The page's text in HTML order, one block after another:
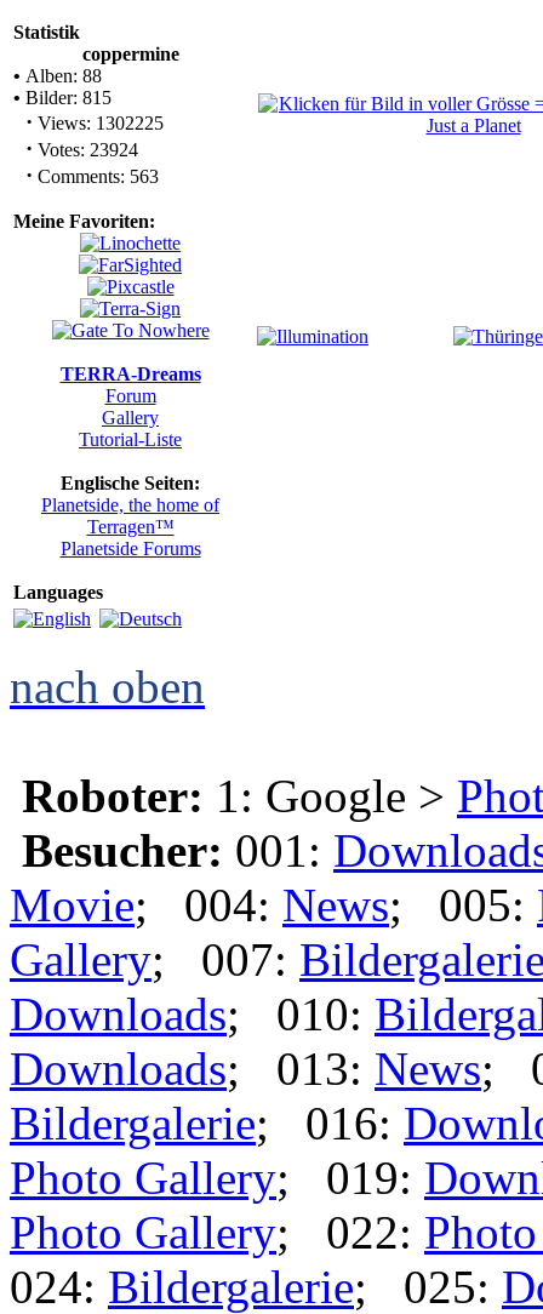
Statistik
coppermine
• Alben: 88
• Bilder: 815
· Views: 1302225
· Votes: 23924
· Comments: 563
Meine Favoriten:
TERRA-Dreams
Forum
Gallery
Tutorial-Liste
Englische Seiten:
Planetside, the home of
Terragen™
Planetside Forums
Languages
nach oben
Roboter: 1: Google >
Besucher: 001:
Movie; 004: News; 005:
Gallery; 007:
Downloads; 010:
Downloads; 013: News;
Bildergalerie; 016:
Photo Gallery; 019:
Photo Gallery; 022:
024: Bildergalerie; 025: